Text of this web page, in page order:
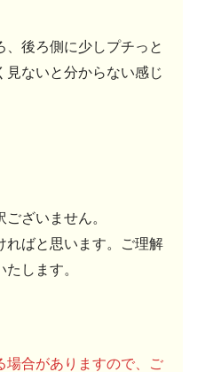
、後ろ側に少しプチっと
見ないと分からない感じ
ざいません。
ればと思います。ご理解
します。
合がありますので、ご